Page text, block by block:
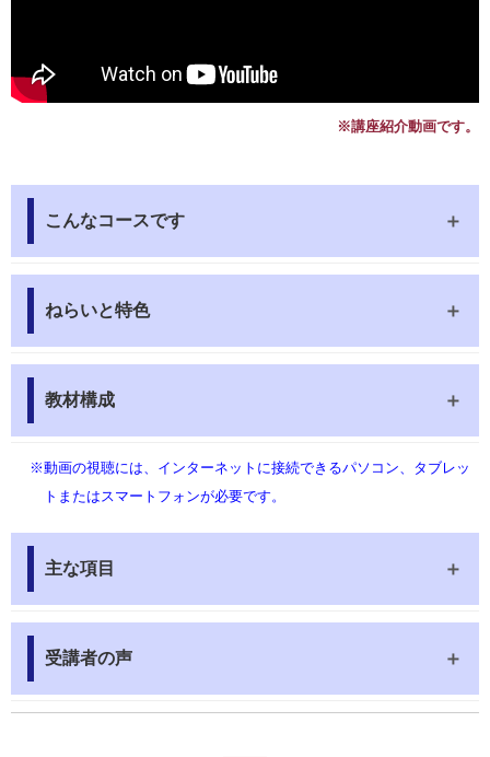
※講座紹介動画です。
こんなコースです
ねらいと特色
教材構成
※動画の視聴には、インターネットに接続できるパソコン、タブレッ
トまたはスマートフォンが必要です。
主な項目
受講者の声